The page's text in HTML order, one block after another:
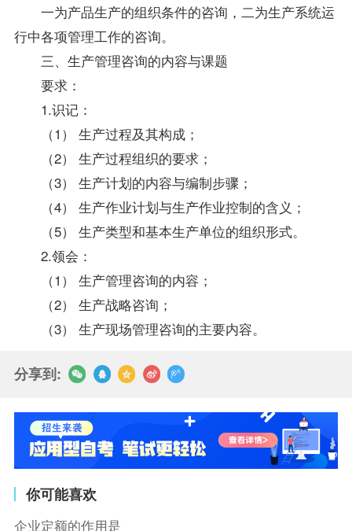
一为产品生产的组织条件的咨询，二为生产系统运
行中各项管理工作的咨询。
三、生产管理咨询的内容与课题
要求：
1.识记：
（1） 生产过程及其构成；
（2） 生产过程组织的要求；
（3） 生产计划的内容与编制步骤；
（4） 生产作业计划与生产作业控制的含义；
（5） 生产类型和基本生产单位的组织形式。
2.领会：
（1） 生产管理咨询的内容；
（2） 生产战略咨询；
（3） 生产现场管理咨询的主要内容。
分享到:
你可能喜欢
企业定额的作用是